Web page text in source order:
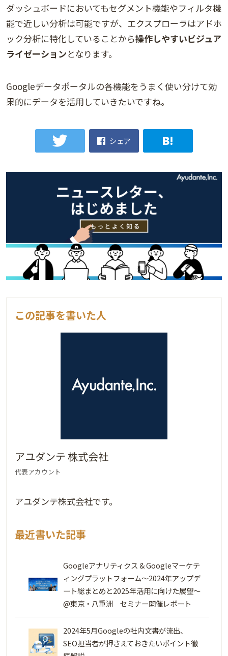
ダッシュボードにおいてもセグメント機能やフィルタ機
能で近しい分析は可能ですが、エクスプローラはアドホ
ック分析に特化していることから操作しやすいビジュア
ライゼーションとなります。
Googleデータポータルの各機能をうまく使い分けて効
果的にデータを活用していきたいですね。
シェア
この記事を書いた人
アユダンテ 株式会社
代表アカウント
アユダンテ株式会社です。
最近書いた記事
Googleアナリティクス & Googleマーケテ
ィングプラットフォーム～2024年アップデ
ート総まとめと2025年活用に向けた展望～
@東京・八重洲 セミナー開催レポート
2024年5月Googleの社内文書が流出、
SEO担当者が押さえておきたいポイント徹